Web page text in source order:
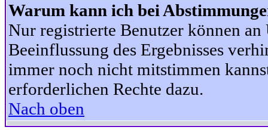
Warum kann ich bei
Nur registrierte Benutzer können
Beeinflussung des Ergebnisses
immer noch nicht mitstimmen
erforderlichen Rechte dazu.
Nach oben